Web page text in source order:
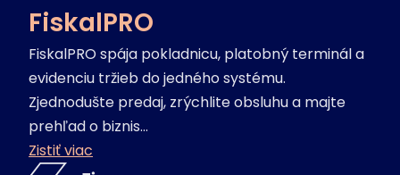
FiskalPRO
FiskalPRO spája pokladnicu, platobný terminál a
evidenciu tržieb do jedného systému.
Zjednodušte predaj, zrýchlite obsluhu a majte
prehľad o biznis...
Zistiť viac